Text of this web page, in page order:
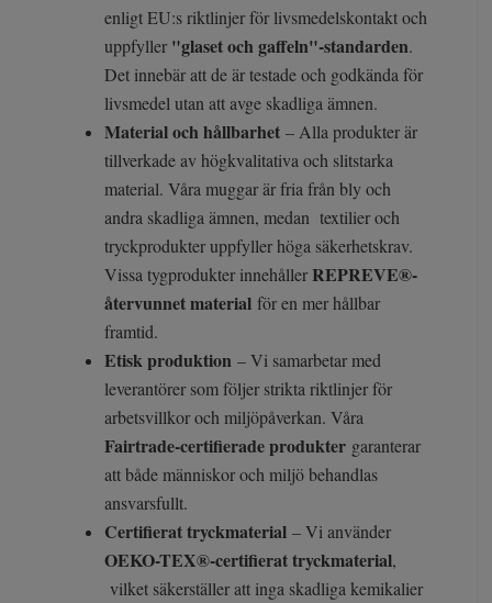
enligt EU:s riktlinjer för livsmedelskontakt och
uppfyller "glaset och gaffeln"-standarden.
Det innebär att de är testade och godkända för
livsmedel utan att avge skadliga ämnen.
Material och hållbarhet – Alla produkter är
tillverkade av högkvalitativa och slitstarka
material. Våra muggar är fria från bly och
andra skadliga ämnen, medan textilier och
tryckprodukter uppfyller höga säkerhetskrav.
Vissa tygprodukter innehållerREPREVE®-
återvunnet material för en mer hållbar
framtid.
Etisk produktion – Vi samarbetar med
leverantörer som följer strikta riktlinjer för
arbetsvillkor och miljöpåverkan. Våra
Fairtrade-certifierade produkter garanterar
att både människor och miljö behandlas
ansvarsfullt.
Certifierat tryckmaterial – Vi använder
OEKO-TEX®-certifierat tryckmaterial,
vilket säkerställer att inga skadliga kemikalier